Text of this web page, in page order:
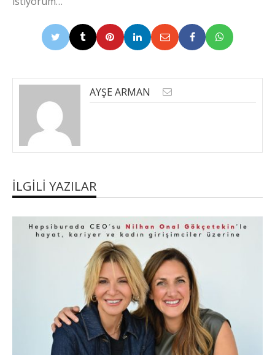
AYŞE ARMAN
İLGILI YAZILAR